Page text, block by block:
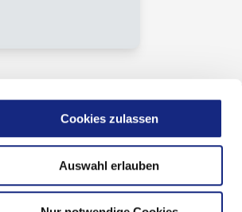
Cookies zulassen
Auswahl erlauben